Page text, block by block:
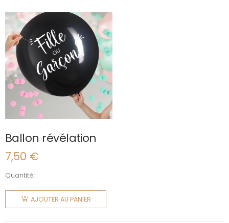
Ballon révélation
7,50 €
Quantité:
quantité
de Ballon
révélation
AJOUTER AU PANIER